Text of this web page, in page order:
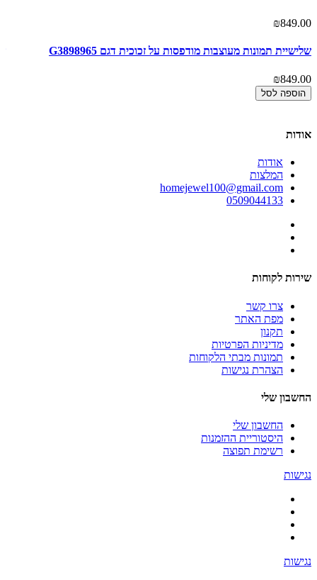
₪849.00
שלישיית תמונות מעוצבות מודפסות על זכוכית דגם G3898965
₪849.00
הוספה לסל
אודות
אודות
המלצות
homejewel100@gmail.com
0509044133
שירות לקוחות
צרו קשר
מפת האתר
תקנון
מדיניות הפרטיות
תמונות מבתי הלקוחות
הצהרת נגישות
החשבון שלי
החשבון שלי
היסטוריית ההזמנות
רשימת תפוצה
נגישות
נגישות